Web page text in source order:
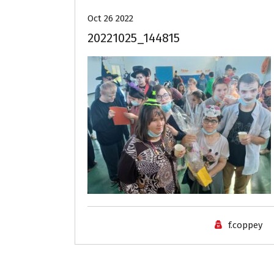
Oct 26 2022
20221025_144815
f.coppey